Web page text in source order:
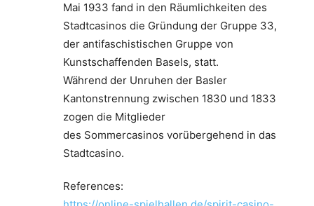
Mai 1933 fand in den Räumlichkeiten des
Stadtcasinos die Gründung der Gruppe 33,
der antifaschistischen Gruppe von
Kunstschaffenden Basels, statt.
Während der Unruhen der Basler
Kantonstrennung zwischen 1830 und 1833
zogen die Mitglieder
des Sommercasinos vorübergehend in das
Stadtcasino.
References: